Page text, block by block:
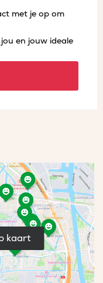
met je op om
en jouw ideale
kaart